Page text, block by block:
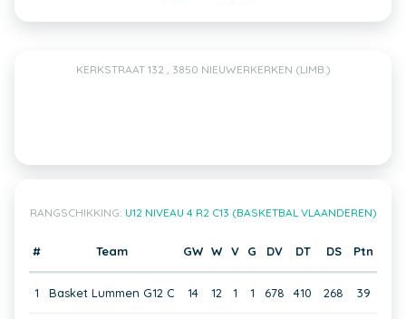
KERKSTRAAT 132 , 3850 NIEUWERKERKEN (LIMB.)
RANGSCHIKKING: U12 NIVEAU 4 R2 C13 (BASKETBAL VLAANDEREN)
# Team GW W V G DV DT DS Ptn
1 Basket Lummen G12 C 14 12 1 1 678 410 268 39